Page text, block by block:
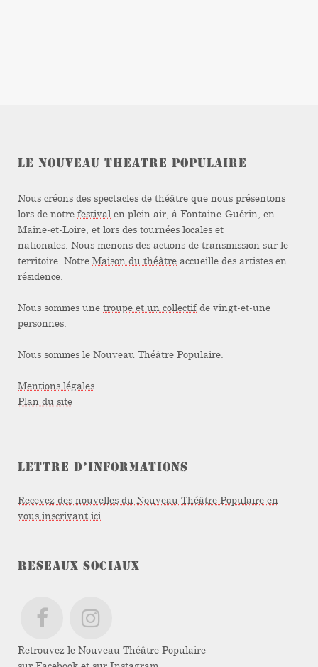
LE NOUVEAU THEATRE POPULAIRE
Nous créons des spectacles de théâtre que nous présentons
lors de notre festival en plein air, à Fontaine-Guérin, en
Maine-et-Loire, et lors des tournées locales et
nationales. Nous menons des actions de transmission sur le
territoire. Notre Maison du théâtre accueille des artistes en
résidence.
Nous sommes une troupe et un collectifde vingt-et-une
personnes.
Nous sommes le Nouveau Théâtre Populaire.
Mentions légales
Plan du site
LETTRE D’INFORMATIONS
Recevez des nouvelles du Nouveau Théâtre Populaire en
vous inscrivant ici
RESEAUX SOCIAUX
Retrouvez le Nouveau Théâtre Populaire